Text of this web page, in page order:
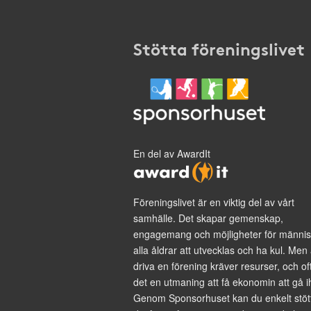
Stötta föreningslivet
En del av AwardIt
Föreningslivet är en viktig del av vårt
samhälle. Det skapar gemenskap,
engagemang och möjligheter för
alla åldrar att utvecklas och ha kul. Men
driva en förening kräver resurser, och
det en utmaning att få ekonomin att gå
Genom Sponsorhuset kan du enkelt